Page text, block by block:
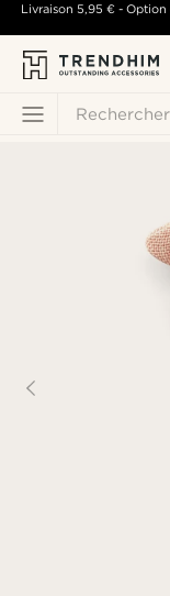
Rechercher
Livraison 5,95 €- Option